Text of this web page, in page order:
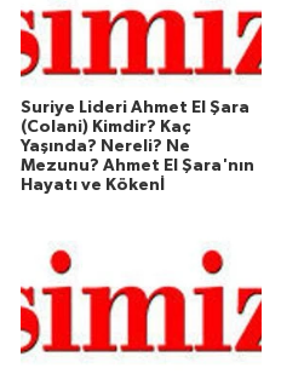
Suriye Lideri Ahmet El Şara
(Colani) Kimdir? Kaç
Yaşında? Nereli? Ne
Mezunu? Ahmet El Şara'nın
Hayatı ve Kökenİ